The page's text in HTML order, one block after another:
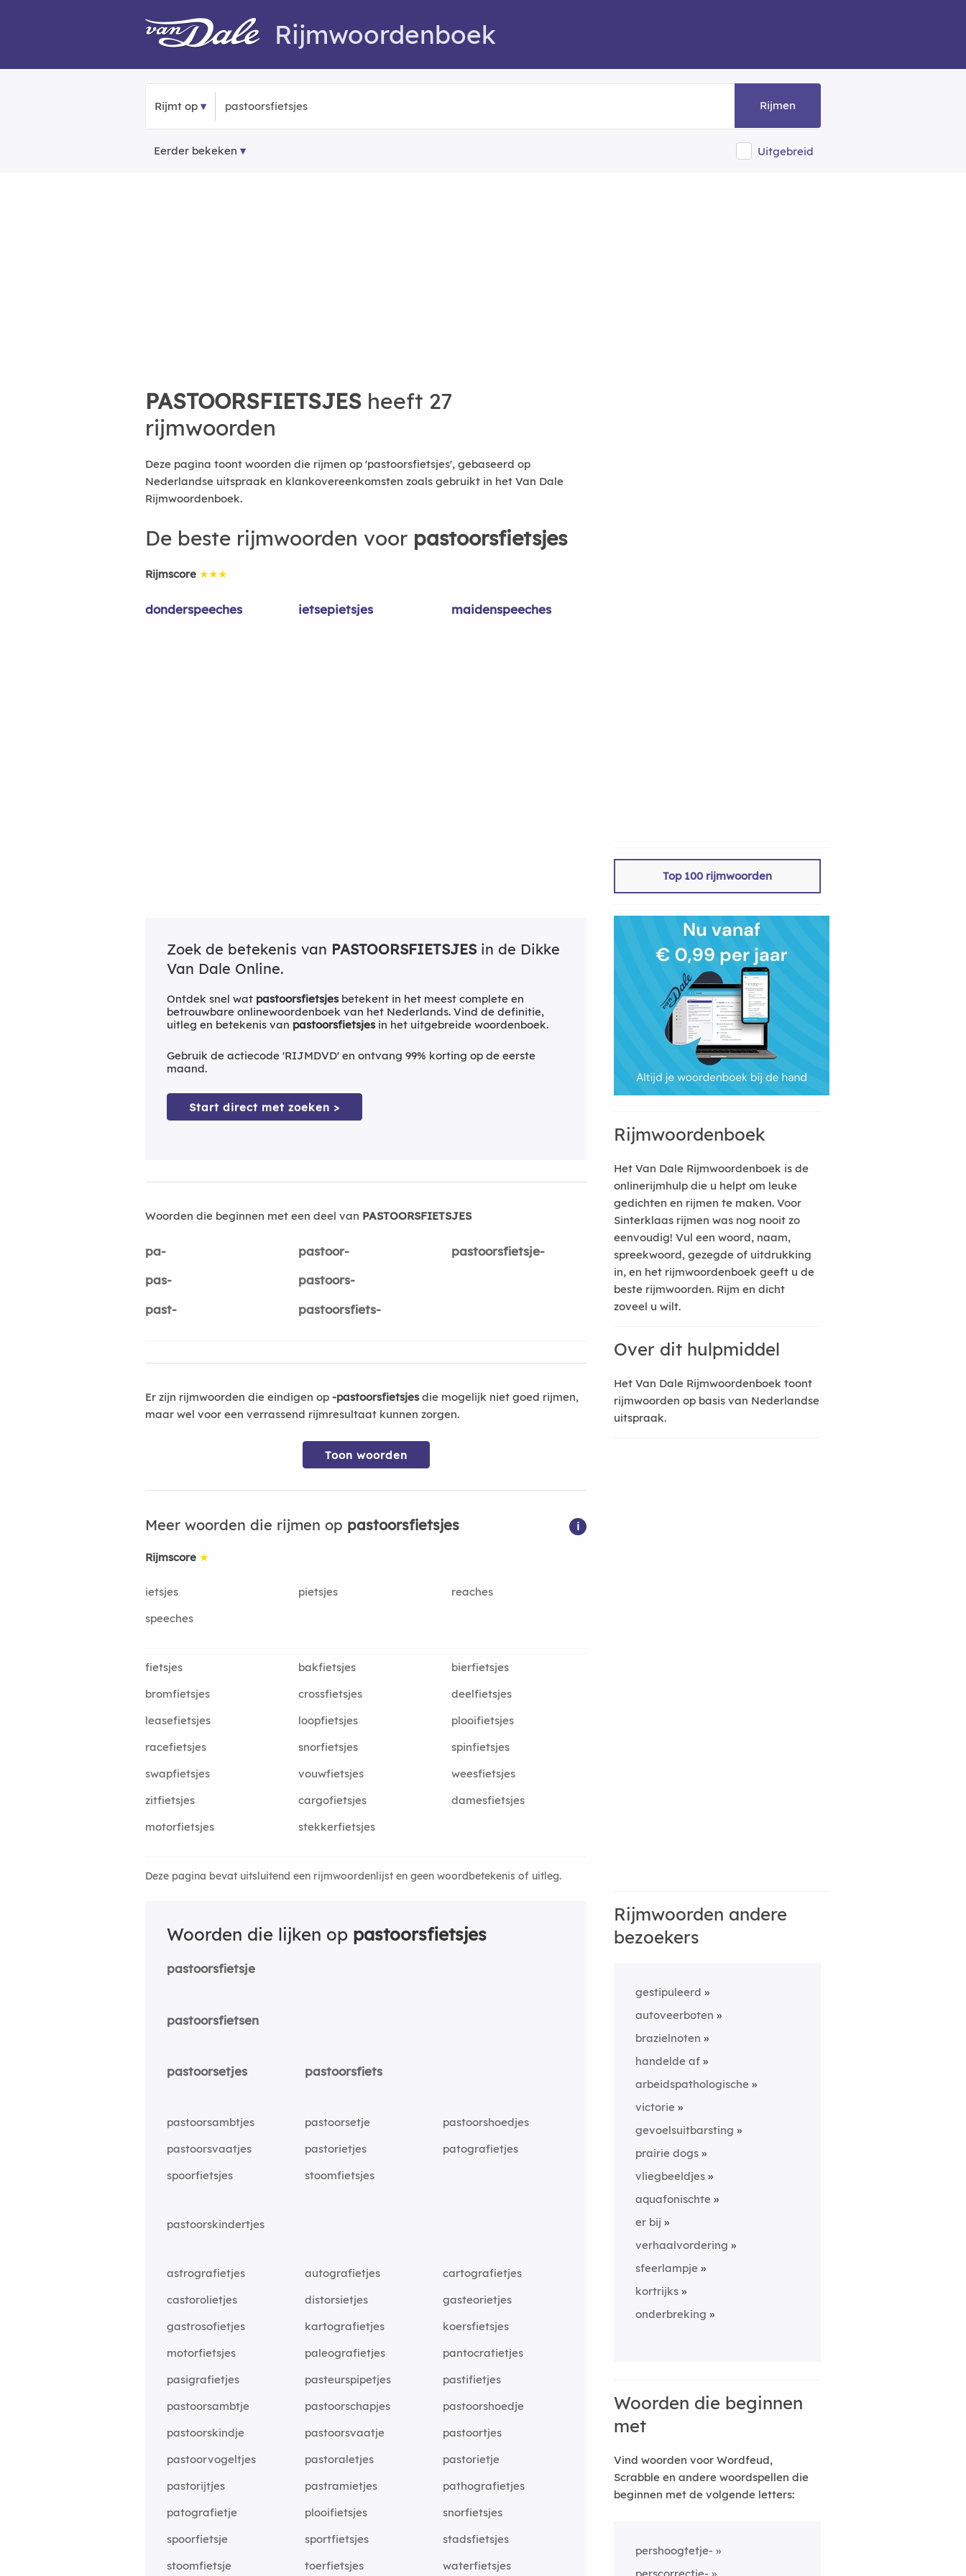
Rijmwoordenboek
Rijmt op Rijmen
Eerder bekeken Uitgebreid
PASTOORSFIETSJES heeft 27
rijmwoorden
Deze pagina toont woorden die rijmen op 'pastoorsfietsjes', gebaseerd op
Nederlandse uitspraak en klankovereenkomsten zoals gebruikt in het Van Dale
Rijmwoordenboek.
De beste rijmwoorden voor pastoorsfietsjes
Rijmscore ★★★
donderspeeches ietsepietsjes maidenspeeches
Zoek de betekenis van PASTOORSFIETSJESin de Dikke
Van Dale Online.
Ontdek snel wat pastoorsfietsjesbetekent in het meest complete en
betrouwbare onlinewoordenboek van het Nederlands. Vind de definitie,
uitleg en betekenis van pastoorsfietsjesin het uitgebreide woordenboek.
Gebruik de actiecode 'RIJMDVD' en ontvang 99% korting op de eerste
maand.
Start direct met zoeken >
Woorden die beginnen met een deel van PASTOORSFIETSJES
pa- pastoor-
pastoorsfietsje-
pas-
pastoors-
past-
pastoorsfiets-
Er zijn rijmwoorden die eindigen op -pastoorsfietsjesdie mogelijk niet goed rijmen,
maar wel voor een verrassend rijmresultaat kunnen zorgen.
Toon woorden
Meer woorden die rijmen op pastoorsfietsjes i
Rijmscore ★
ietsjes pietsjes
reaches
speeches
fietsjes bakfietsjes
bierfietsjes
bromfietsjes
crossfietsjes
deelfietsjes
leasefietsjes
loopfietsjes
plooifietsjes
racefietsjes
snorfietsjes
spinfietsjes
swapfietsjes
vouwfietsjes
weesfietsjes
zitfietsjes
cargofietsjes
damesfietsjes
motorfietsjes
stekkerfietsjes
Deze pagina bevat uitsluitend een rijmwoordenlijst en geen woordbetekenis of uitleg.
Woorden die lijken op pastoorsfietsjes
pastoorsfietsje
pastoorsfietsen
pastoorsetjes pastoorsfiets
pastoorsambtjes pastoorsetje
pastoorshoedjes
pastoorsvaatjes
pastorietjes
patografietjes
spoorfietsjes
stoomfietsjes
pastoorskindertjes
astrografietjes autografietjes
cartografietjes
castorolietjes
distorsietjes
gasteorietjes
gastrosofietjes
kartografietjes
koersfietsjes
motorfietsjes
paleografietjes
pantocratietjes
pasigrafietjes
pasteurspipetjes
pastifietjes
pastoorsambtje
pastoorschapjes
pastoorshoedje
pastoorskindje
pastoorsvaatje
pastoortjes
pastoorvogeltjes
pastoraletjes
pastorietje
pastorijtjes
pastramietjes
pathografietjes
patografietje
plooifietsjes
snorfietsjes
spoorfietsje
sportfietsjes
stadsfietsjes
stoomfietsje
toerfietsjes waterfietsjes
Top 100 rijmwoorden
Rijmwoordenboek
Het Van Dale Rijmwoordenboek is de
onlinerijmhulp die u helpt om leuke
gedichten en rijmen te maken. Voor
Sinterklaas rijmen was nog nooit zo
eenvoudig! Vul een woord, naam,
spreekwoord, gezegde of uitdrukking
in, en het rijmwoordenboek geeft u de
beste rijmwoorden. Rijm en dicht
zoveel u wilt.
Over dit hulpmiddel
Het Van Dale Rijmwoordenboek toont
rijmwoorden op basis van Nederlandse
uitspraak.
Rijmwoorden andere
bezoekers
gestipuleerd
autoveerboten
brazielnoten
handelde af
arbeidspathologische
victorie
gevoelsuitbarsting
prairie dogs
vliegbeeldjes
aquafonischte
er bij
verhaalvordering
sfeerlampje
kortrijks
onderbreking
Woorden die beginnen
met
Vind woorden voor Wordfeud,
Scrabble en andere woordspellen die
beginnen met de volgende letters:
pershoogtetje-